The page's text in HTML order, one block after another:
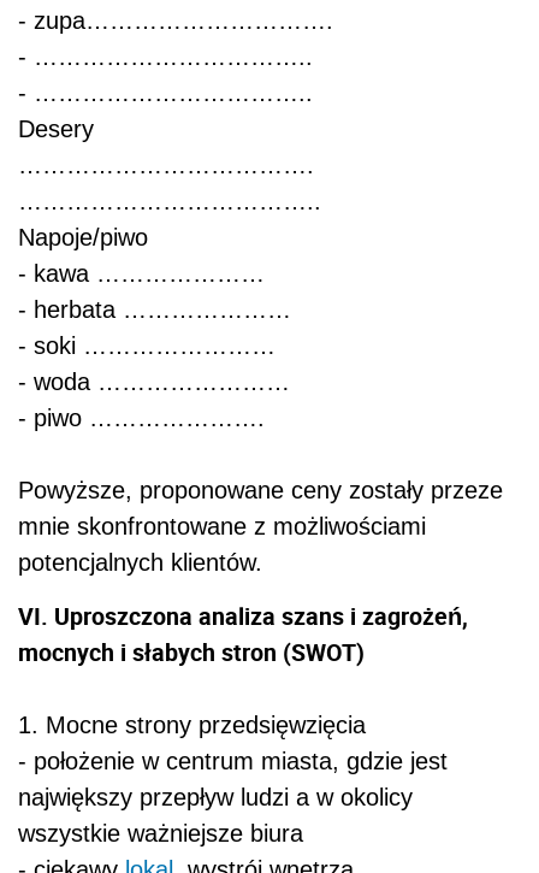
- zupa………………………….
- ……………………………..
- ……………………………..
Desery
……………………………….
………………………………..
Napoje/piwo
- kawa …………………
- herbata …………………
- soki ……………………
- woda ……………………
- piwo ………………….
Powyższe, proponowane ceny zostały przeze
mnie skonfrontowane z możliwościami
potencjalnych klientów.
VI. Uproszczona analiza szans i zagrożeń,
mocnych i słabych stron (SWOT)
1. Mocne strony przedsięwzięcia
- położenie w centrum miasta, gdzie jest
największy przepływ ludzi a w okolicy
wszystkie ważniejsze biura